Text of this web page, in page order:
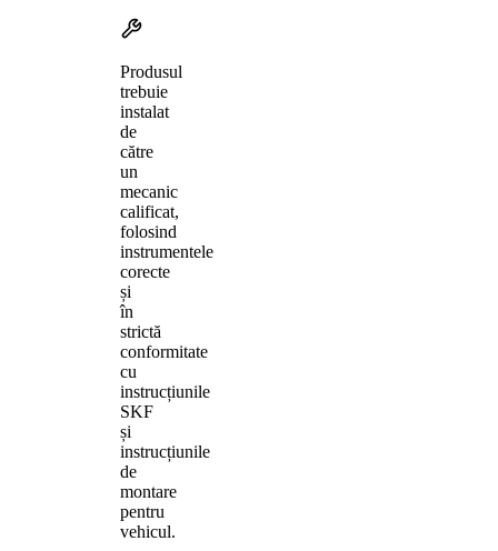
Produsul
trebuie
instalat
de
către
un
mecanic
calificat,
folosind
instrumentele
corecte
și
în
strictă
conformitate
cu
instrucțiunile
SKF
și
instrucțiunile
de
montare
pentru
vehicul.